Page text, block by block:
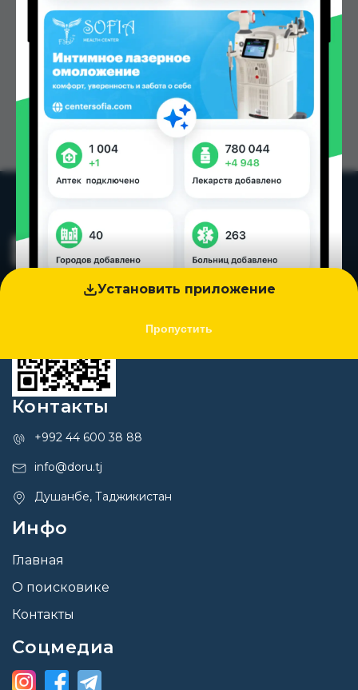
Установить приложение
Пропустить
Контакты
+992 44 600 38 88
info@doru.tj
Душанбе, Таджикистан
Инфо
Главная
О поисковике
Контакты
Соцмедиа